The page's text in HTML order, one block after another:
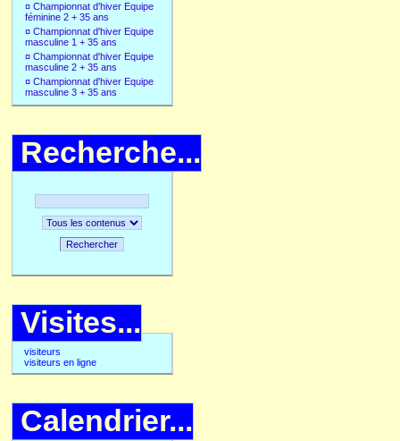
¤ Championnat d'hiver Equipe
féminine 2 + 35 ans
¤ Championnat d'hiver Equipe
masculine 1 + 35 ans
¤ Championnat d'hiver Equipe
masculine 2 + 35 ans
¤ Championnat d'hiver Equipe
masculine 3 + 35 ans
Recherche...
Rechercher
Visites...
visiteurs
visiteurs en ligne
Calendrier...